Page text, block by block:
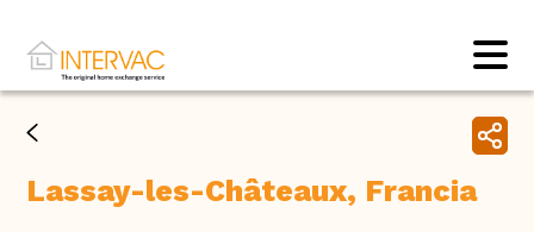
Lassay-les-Châteaux, Francia